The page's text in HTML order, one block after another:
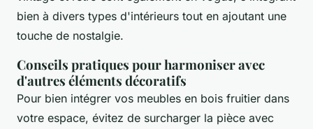
bien à divers types d'intérieurs tout en ajoutant une
touche de nostalgie.
Conseils pratiques pour harmoniser avec
d'autres éléments décoratifs
Pour bien intégrer vos meubles en bois fruitier dans
votre espace, évitez de surcharger la pièce avec